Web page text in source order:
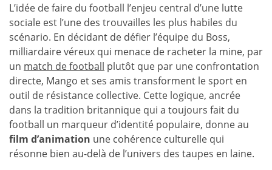
L’idée de faire du football l’enjeu central d’une lutte
sociale est l’une des trouvailles les plus habiles du
scénario. En décidant de défier l’équipe du Boss,
milliardaire véreux qui menace de racheter la mine, par
un match de football plutôt que par une confrontation
directe, Mango et ses amis transforment le sport en
outil de résistance collective. Cette logique, ancrée
dans la tradition britannique qui a toujours fait du
football un marqueur d’identité populaire, donne au
film d’animation une cohérence culturelle qui
résonne bien au-delà de l’univers des taupes en laine.